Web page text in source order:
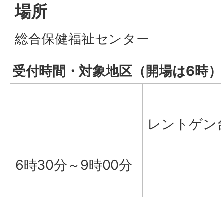
場所
総合保健福祉センター
受付時間・対象地区（開場は6時）
6時30分～9時00分
レントゲン